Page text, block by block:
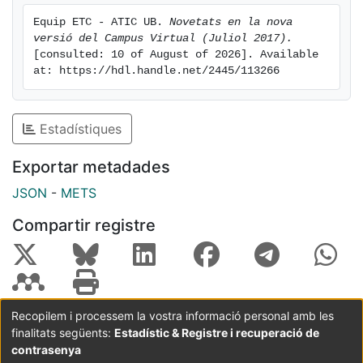
Equip ETC - ATIC UB. Novetats en la nova
versió del Campus Virtual (Juliol 2017).
[consulted: 10 of August of 2026]. Available
at: https://hdl.handle.net/2445/113266
Estadístiques
Exportar metadades
JSON - METS
Compartir registre
Coordinació:CRAI UB Avís legal
Metadades
subjectes a:
Recopilem i processem la vostra informació personal amb les
finalitats següents: Estadístic & Registre i recuperació de
contrasenya